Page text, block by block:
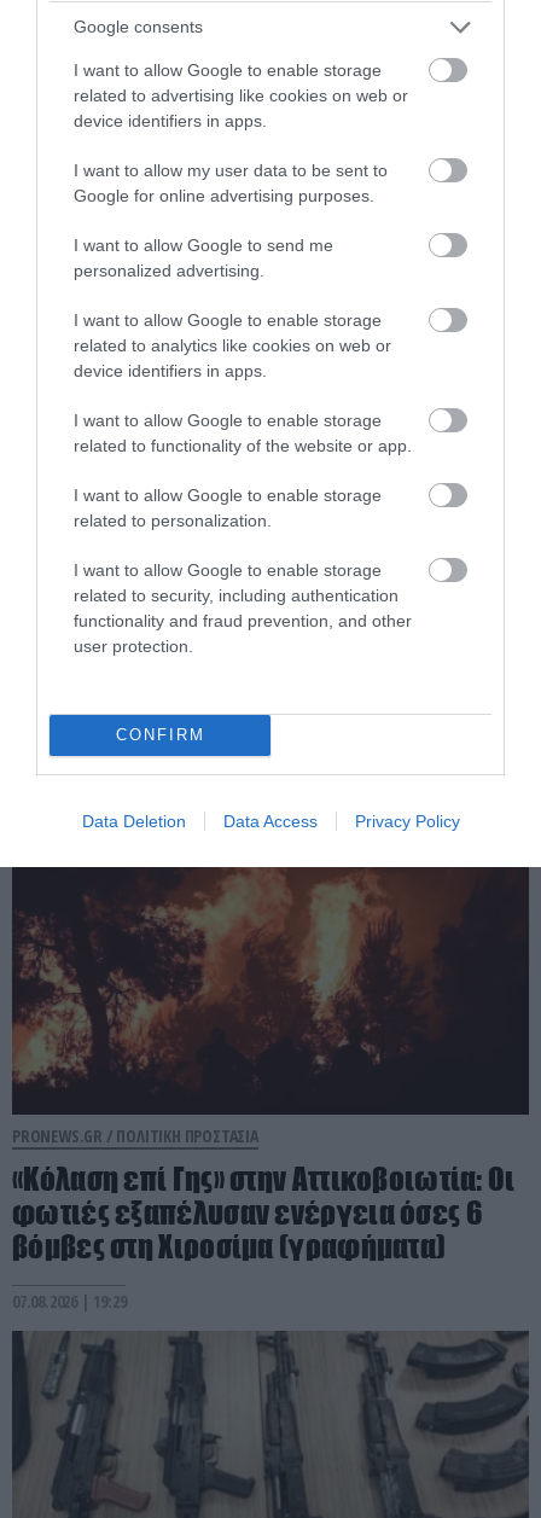
Google consents
I want to allow Google to enable storage
related to advertising like cookies on web or
device identifiers in apps.
I want to allow my user data to be sent to
Google for online advertising purposes.
I want to allow Google to send me
personalized advertising.
I want to allow Google to enable storage
related to analytics like cookies on web or
device identifiers in apps.
I want to allow Google to enable storage
related to functionality of the website or app.
I want to allow Google to enable storage
related to personalization.
I want to allow Google to enable storage
related to security, including authentication
functionality and fraud prevention, and other
user protection.
CONFIRM
Data Deletion Data Access Privacy Policy
PRONEWS.GR /ΕΝΟΠΛΕΣ ΣΥΓΚΡΟΥΣΕΙΣ
Ο Β.Ζελέσνσκι έφτασε στη Σερβία και θα
συναντηθεί με τον Α.Βούτσιτς – Όλα τα
βλέμματα στις σχέσεις με τη Ρωσία
07.08.2026 | 19:59
PRONEWS.GR /ΕΝΟΠΛΕΣ ΣΥΓΚΡΟΥΣΕΙΣ
λιμενικές εγκαταστάσεις της Ουκρανίας
– Δύο νεκροί στην Κριμαία
PRONEWS.GR / ΠΟΛΙΤΙΚΗ ΠΡΟΣΤΑΣΙΑ
«Κόλαση επί Γης» στην Αττικοβοιωτία: Οι
φωτιές εξαπέλυσαν ενέργεια όσες 6
βόμβες στη Χιροσίμα (γραφήματα)
07.08.2026 | 19:29